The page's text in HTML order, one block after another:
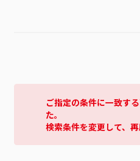
ご指定の条件に一致す
た。
検索条件を変更して、再